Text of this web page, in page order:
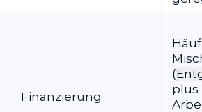
Finanzierung
(
plus